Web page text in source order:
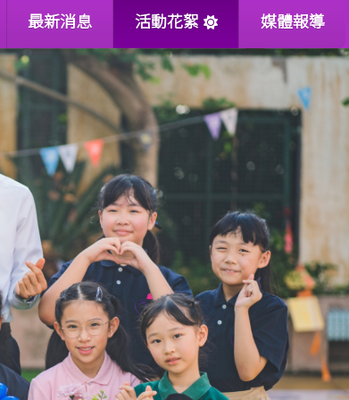
最新消息 活動花絮 媒體報導